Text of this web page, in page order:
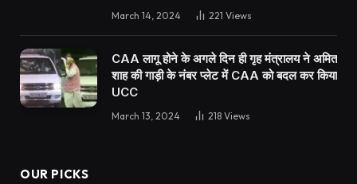
March 14, 2024 221 Views
CAA लागू होने के अगले दिन ही गृह मंत्रालय ने अमित
शाह की गाड़ी के नंबर प्लेट में CAA को बदल कर किया
UCC
March 13, 2024 218 Views
OUR PICKS